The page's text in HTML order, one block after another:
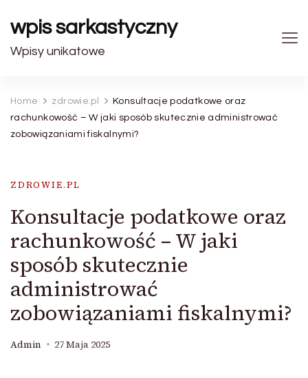
wpis sarkastyczny
Wpisy unikatowe
Home zdrowie.pl
Konsultacje podatkowe oraz
rachunkowość – W jaki sposób skutecznie administrować
zobowiązaniami fiskalnymi?
ZDROWIE.PL
Konsultacje podatkowe oraz
rachunkowość – W jaki
sposób skutecznie
administrować
zobowiązaniami fiskalnymi?
Admin 27 Maja 2025